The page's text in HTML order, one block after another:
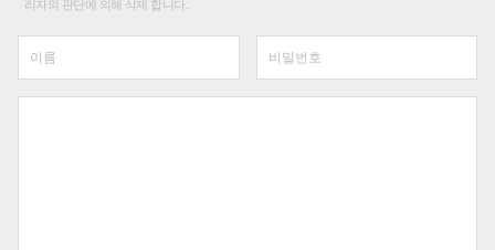
리자의 판단에 의해 삭제 합니다.